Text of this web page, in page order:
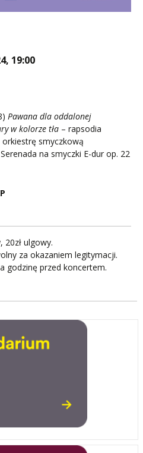
19:00
Pawana dla oddalonej
w kolorze tła – rapsodia
smyczkową
na smyczki E-dur op. 22
20zł ulgowy.
za okazaniem legitymacji.
godzinę przed koncertem.